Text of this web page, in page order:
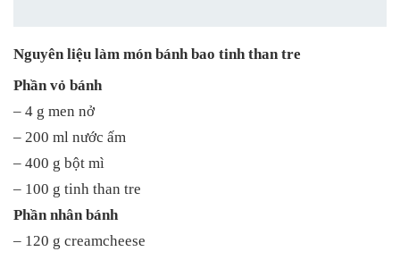
Nguyên liệu làm món bánh bao tinh than tre
Phần vỏ bánh
– 4 g men nở
– 200 ml nước ấm
– 400 g bột mì
– 100 g tinh than tre
Phần nhân bánh
– 120 g creamcheese